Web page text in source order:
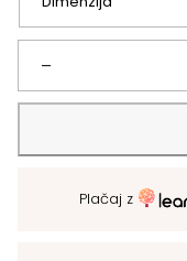
624,11 €
–
Komoda
Gray,
dve
Plačaj z